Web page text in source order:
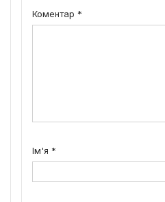
Коментар *
Ім'я *